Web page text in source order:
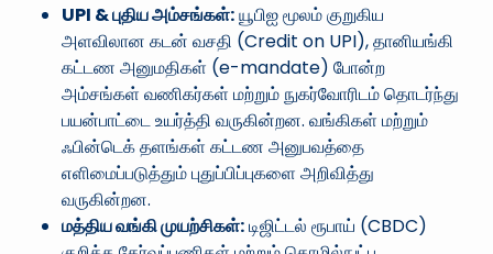
UPI & புதிய அம்சங்கள்:யூபிஐ மூலம் குறுகிய
அளவிலான கடன் வசதி (Credit on UPI), தானியங்கி
கட்டண அனுமதிகள் (e-mandate) போன்ற
அம்சங்கள் வணிகர்கள் மற்றும் நுகர்வோரிடம் தொடர்ந்து
பயன்பாட்டை உயர்த்தி வருகின்றன. வங்கிகள் மற்றும்
ஃபின்டெக் தளங்கள் கட்டண அனுபவத்தை
எளிமைப்படுத்தும் புதுப்பிப்புகளை அறிவித்து
வருகின்றன.
மத்திய வங்கி முயற்சிகள்:டிஜிட்டல் ரூபாய் (CBDC)